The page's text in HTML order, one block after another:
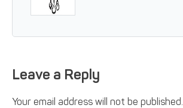
Leave a Reply
Your email address will not be published.